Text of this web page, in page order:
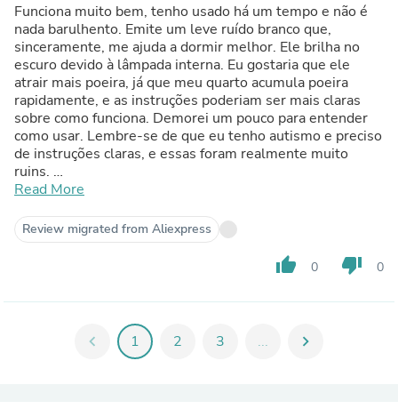
Funciona muito bem, tenho usado há um tempo e não é
nada barulhento. Emite um leve ruído branco que,
sinceramente, me ajuda a dormir melhor. Ele brilha no
escuro devido à lâmpada interna. Eu gostaria que ele
atrair mais poeira, já que meu quarto acumula poeira
rapidamente, e as instruções poderiam ser mais claras
sobre como funciona. Demorei um pouco para entender
como usar. Lembre-se de que eu tenho autismo e preciso
de instruções claras, e essas foram realmente muito
ruins.
A caixa estava um pouco amassada, mas isso não afetou o
Read More
Review migrated from Aliexpress
thumb_up 0 thumb_down 0
chevron_left 1 2 3 ... chevron_right